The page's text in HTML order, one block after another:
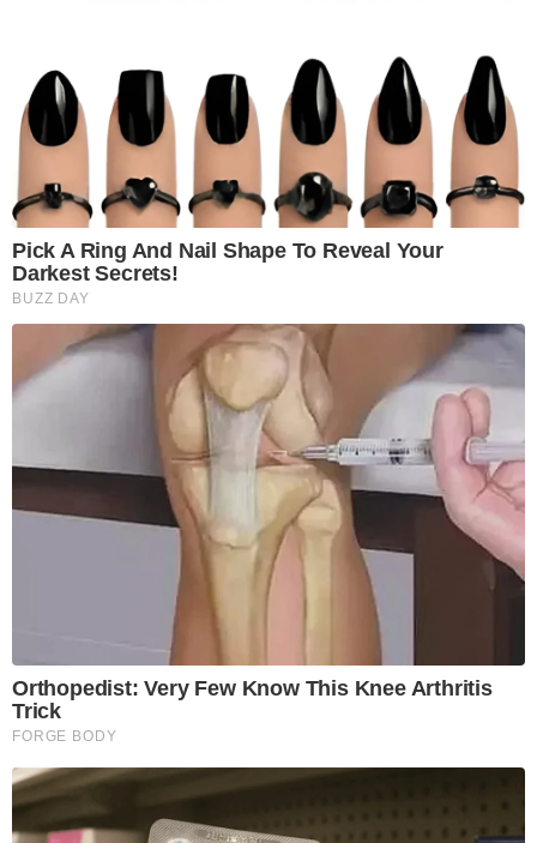
Pick A Ring And Nail Shape To Reveal Your
Darkest Secrets!
BUZZ DAY
Orthopedist: Very Few Know This Knee Arthritis
Trick
FORGE BODY